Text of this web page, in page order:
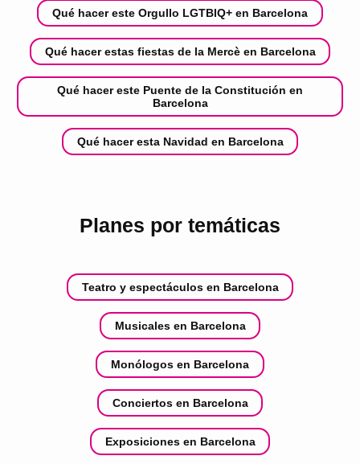
Qué hacer este Orgullo LGTBIQ+ en Barcelona
Qué hacer estas fiestas de la Mercè en Barcelona
Qué hacer este Puente de la Constitución en
Barcelona
Qué hacer esta Navidad en Barcelona
Planes por temáticas
Teatro y espectáculos en Barcelona
Musicales en Barcelona
Monólogos en Barcelona
Conciertos en Barcelona
Exposiciones en Barcelona